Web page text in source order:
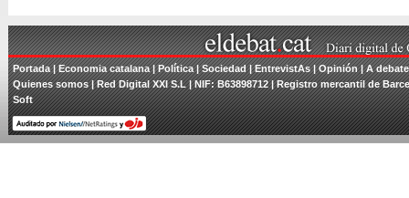
Portada| Economia catalana |Política|Sociedad|EntrevistAs|Opinión|A debate
Quienes somos| Red Digital XXI S.L | NIF: B63898712 | Registro mercantil de
Soft